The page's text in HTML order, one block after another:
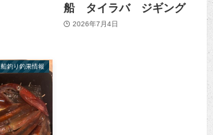
船 タイラバ ジギング
2026年7月4日
船釣り釣果情報